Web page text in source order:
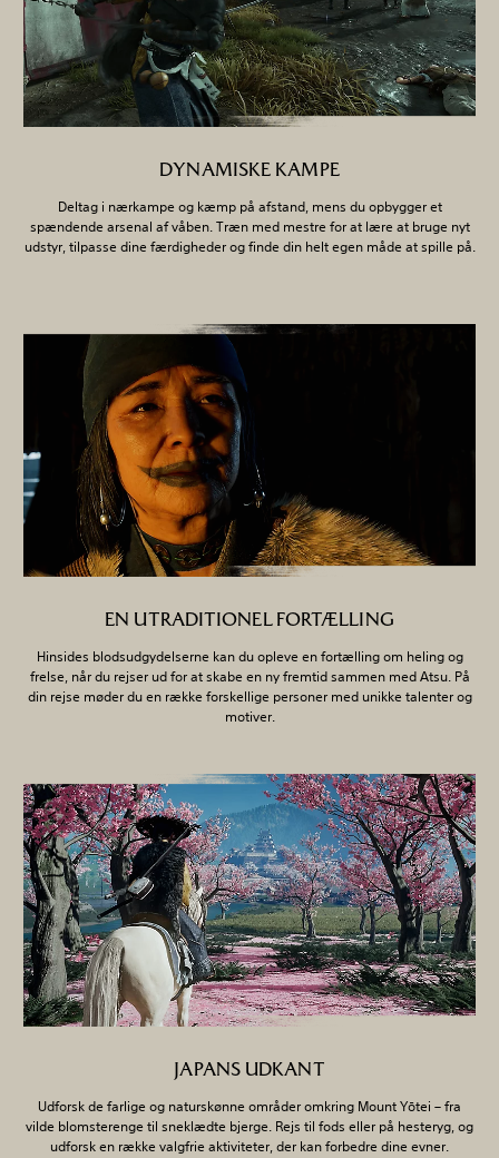
DYNAMISKE KAMPE
Deltag i nærkampe og kæmp på afstand, mens du opbygger et
spændende arsenal af våben. Træn med mestre for at lære at bruge nyt
udstyr, tilpasse dine færdigheder og finde din helt egen måde at spille på.
EN UTRADITIONEL FORTÆLLING
Hinsides blodsudgydelserne kan du opleve en fortælling om heling og
frelse, når du rejser ud for at skabe en ny fremtid sammen med Atsu. På
din rejse møder du en række forskellige personer med unikke talenter og
motiver.
JAPANS UDKANT
Udforsk de farlige og naturskønne områder omkring Mount Yōtei – fra
vilde blomsterenge til sneklædte bjerge. Rejs til fods eller på hesteryg, og
udforsk en række valgfrie aktiviteter, der kan forbedre dine evner.